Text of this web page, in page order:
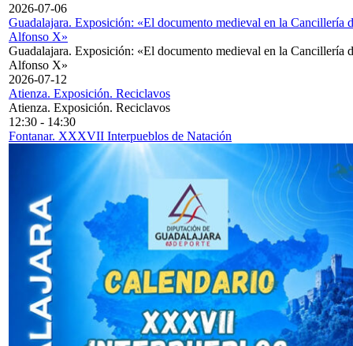
2026-07-06
Guadalajara. Exposición: «El documento medieval en la Cancillería
Alfonso X»
Guadalajara. Exposición: «El documento medieval en la Cancillería
Alfonso X»
2026-07-12
Atienza. Exposición. Reciclavos
Atienza. Exposición. Reciclavos
12:30 - 14:30
Fontanar. XXXVII Interpueblos de Natación